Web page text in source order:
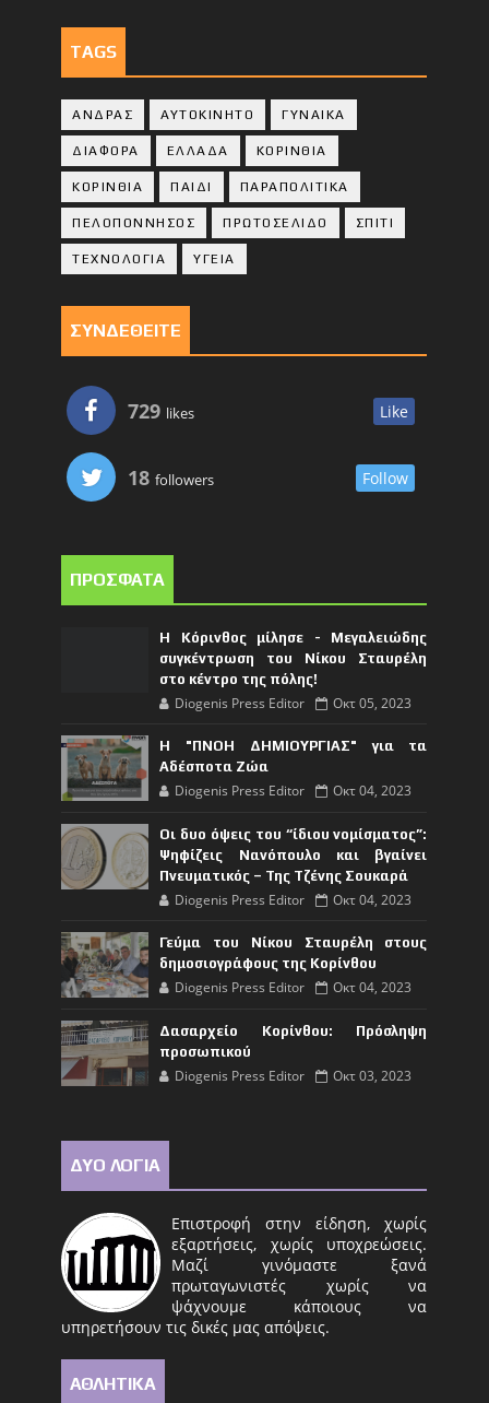
TAGS
ΑΝΔΡΑΣ ΑΥΤΟΚΙΝΗΤΟ ΓΥΝΑΙΚΑ
ΔΙΑΦΟΡΑ ΕΛΛΑΔΑ ΚΟΡΙΝΘΙΑ
ΚΟΡΙΝΘΙA ΠΑΙΔΙ ΠΑΡΑΠΟΛΙΤΙΚΑ
ΠΕΛΟΠΟΝΝΗΣΟΣ ΠΡΩΤΟΣΕΛΙΔΟ ΣΠΙΤΙ
ΤΕΧΝΟΛΟΓΙΑ ΥΓΕΙΑ
ΣΥΝΔΕΘΕΙΤΕ
729 likes Like
18 followers Follow
ΠΡΟΣΦΑΤΑ
Η Κόρινθος μίλησε - Μεγαλειώδης
συγκέντρωση του Νίκου Σταυρέλη
στο κέντρο της πόλης!
Diogenis Press Editor Οκτ 05, 2023
Η "ΠΝΟΗ ΔΗΜΙΟΥΡΓΙΑΣ" για τα
Αδέσποτα Ζώα
Diogenis Press Editor Οκτ 04, 2023
Οι δυο όψεις του “ίδιου νομίσματος”:
Ψηφίζεις Νανόπουλο και βγαίνει
Πνευματικός – Της Τζένης Σουκαρά
Diogenis Press Editor Οκτ 04, 2023
Γεύμα του Νίκου Σταυρέλη στους
δημοσιογράφους της Κορίνθου
Diogenis Press Editor Οκτ 04, 2023
Δασαρχείο Κορίνθου: Πρόσληψη
προσωπικού
Diogenis Press Editor Οκτ 03, 2023
ΔΥΟ ΛΟΓΙΑ
Επιστροφή στην είδηση, χωρίς
εξαρτήσεις, χωρίς υποχρεώσεις.
Μαζί γινόμαστε ξανά
πρωταγωνιστές χωρίς να
ψάχνουμε κάποιους να
υπηρετήσουν τις δικές μας απόψεις.
ΑΘΛΗΤΙΚΑ